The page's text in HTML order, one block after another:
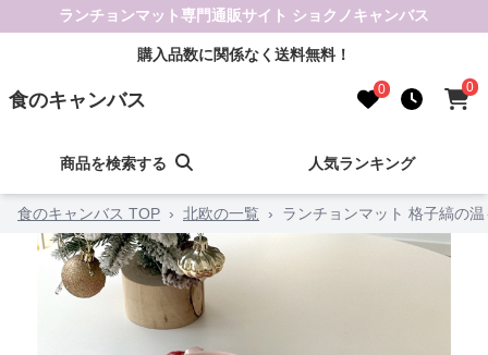
ランチョンマット専門通販サイト ショクノキャンバス
購入品数に関係なく送料無料！
食のキャンバス 0 0
商品を検索する 人気ランキング
食のキャンバス TOP › 北欧の一覧 › ランチョンマット 格子縞の